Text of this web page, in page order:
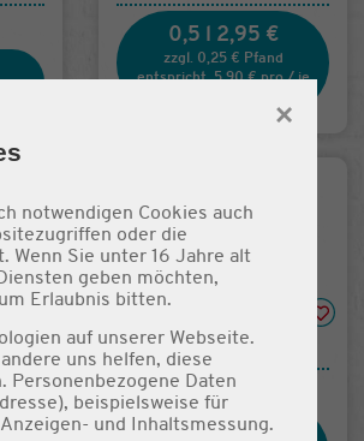
notwendigen Cookies auch
oder die
Wenn Sie unter 16 Jahre alt
geben möchten,
Erlaubnis bitten.
auf unserer Webseite.
uns helfen, diese
Personenbezogene Daten
beispielsweise für
und Inhaltsmessung.
×
0,5 l 2,95 €
zzgl. 0,25 € Pfand
entspricht5,90 €pro/je
Red Bull Sugarfree
0,25 l2,25 €